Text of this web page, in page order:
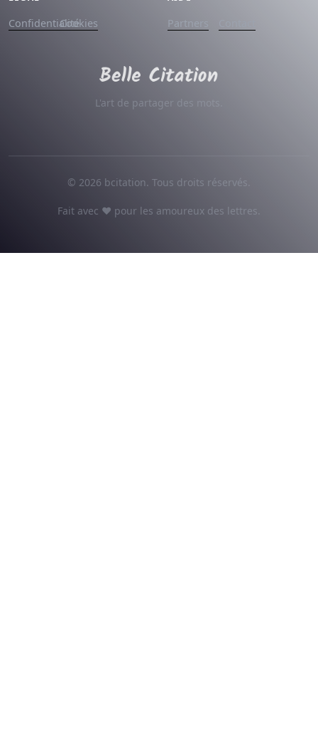
ConfidentialitéCookies Partners
L'art de partager des mots.
© 2026 bcitation. Tous droits réservés.
Fait avec ♥ pour les amoureux des lettres.